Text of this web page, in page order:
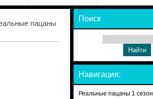
пацаны
Поиск
Навигация:
Реальные пацаны 1 сезон